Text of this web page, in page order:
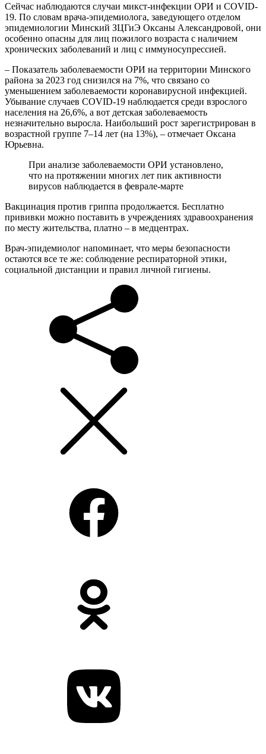
Сейчас наблюдаются случаи микст-инфекции ОРИ и COVID-
19. По словам врача-эпидемиолога, заведующего отделом
эпидемиологии Минский ЗЦГиЭ Оксаны Александровой, они
особенно опасны для лиц пожилого возраста с наличием
хронических заболеваний и лиц с иммуносупрессией.
– Показатель заболеваемости ОРИ на территории Минского
района за 2023 год снизился на 7%, что связано со
уменьшением заболеваемости коронавирусной инфекцией.
Убывание случаев COVID-19 наблюдается среди взрослого
населения на 26,6%, а вот детская заболеваемость
незначительно выросла. Наибольший рост зарегистрирован в
возрастной группе 7–14 лет (на 13%), – отмечает Оксана
Юрьевна.
При анализе заболеваемости ОРИ установлено,
что на протяжении многих лет пик активности
вирусов наблюдается в феврале-марте
Вакцинация против гриппа продолжается. Бесплатно
прививки можно поставить в учреждениях здравоохранения
по месту жительства, платно – в медцентрах.
Врач-эпидемиолог напоминает, что меры безопасности
остаются все те же: соблюдение респираторной этики,
социальной дистанции и правил личной гигиены.